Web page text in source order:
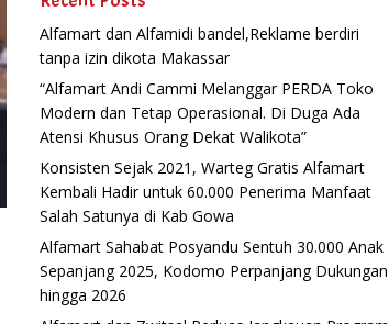
Alfamart dan Alfamidi bandel,Reklame berdiri
tanpa izin dikota Makassar
“Alfamart Andi Cammi Melanggar PERDA Toko
Modern dan Tetap Operasional. Di Duga Ada
Atensi Khusus Orang Dekat Walikota”
Konsisten Sejak 2021, Warteg Gratis Alfamart
Kembali Hadir untuk 60.000 Penerima Manfaat
Salah Satunya di Kab Gowa
Alfamart Sahabat Posyandu Sentuh 30.000 Anak
Sepanjang 2025, Kodomo Perpanjang Dukungan
hingga 2026